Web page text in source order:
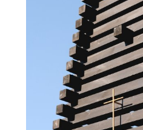
Bytová věž na
Její fasáda
kontejnerů